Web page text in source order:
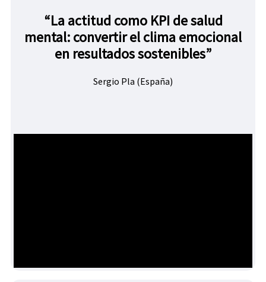
“La actitud como KPI de salud
mental: convertir el clima emocional
en resultados sostenibles”
Sergio Pla (España)